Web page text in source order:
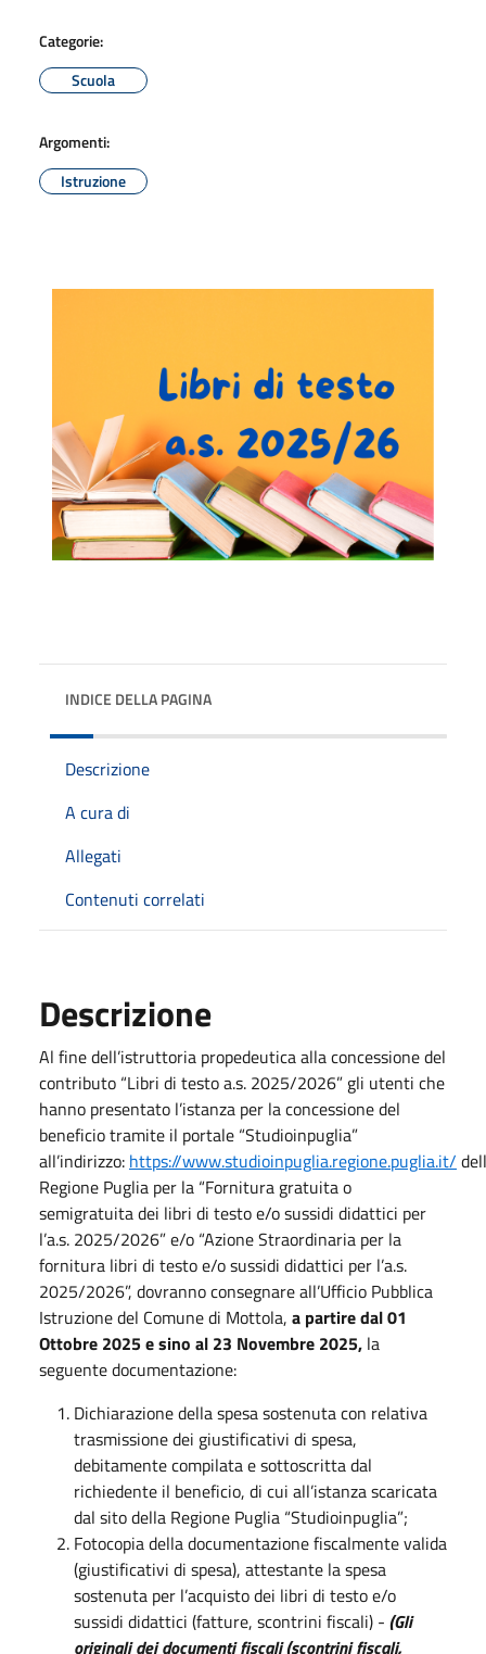
Categorie:
Scuola
Argomenti:
Istruzione
INDICE DELLA PAGINA
Descrizione
A cura di
Allegati
Contenuti correlati
Descrizione
Al fine dell’istruttoria propedeutica alla concessione del
contributo “Libri di testo a.s. 2025/2026” gli utenti che
hanno presentato l’istanza per la concessione del
beneficio tramite il portale “Studioinpuglia”
all’indirizzo: https://www.studioinpuglia.regione.puglia.it/
Regione Puglia per la “Fornitura gratuita o
semigratuita dei libri di testo e/o sussidi didattici per
l’a.s. 2025/2026” e/o “Azione Straordinaria per la
fornitura libri di testo e/o sussidi didattici per l’a.s.
2025/2026”, dovranno consegnare all’Ufficio Pubblica
Istruzione del Comune di Mottola, a partire dal 01
Ottobre 2025 e sino al 23 Novembre 2025, la
seguente documentazione:
Dichiarazione della spesa sostenuta con relativa
trasmissione dei giustificativi di spesa,
debitamente compilata e sottoscritta dal
richiedente il beneficio, di cui all’istanza scaricata
dal sito della Regione Puglia “Studioinpuglia”;
Fotocopia della documentazione fiscalmente valida
(giustificativi di spesa), attestante la spesa
sostenuta per l’acquisto dei libri di testo e/o
sussidi didattici (fatture, scontrini fiscali) - (Gli
originali dei documenti fiscali (scontrini fiscali,